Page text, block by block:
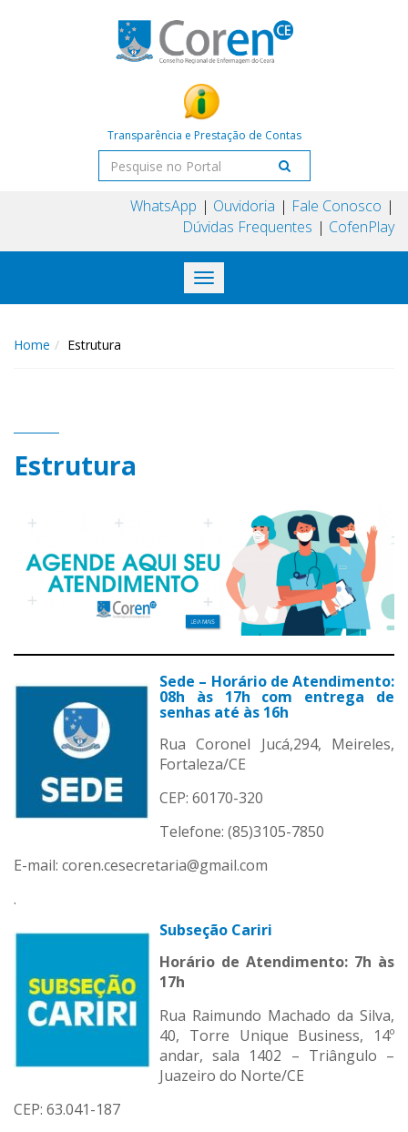
Transparência e Prestação de Contas
WhatsApp Ouvidoria
Fale Conosco
Dúvidas Frequentes
CofenPlay
Toggle
navigation
Home Estrutura
Estrutura
Sede – Horário de Atendimento:
08h às 17h com entrega de
senhas até às 16h
Rua Coronel Jucá,294, Meireles,
Fortaleza/CE
CEP: 60170-320
Telefone: (85)3105-7850
E-mail: coren.cesecretaria@gmail.com
.
Subseção Cariri
Horário de Atendimento: 7h às
17h
Rua Raimundo Machado da Silva,
40, Torre Unique Business, 14º
andar, sala 1402 – Triângulo –
Juazeiro do Norte/CE
CEP: 63.041-187